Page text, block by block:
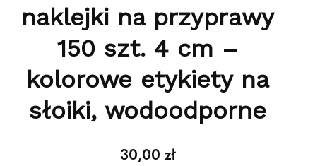
naklejki na przyprawy
150 szt. 4 cm –
kolorowe etykiety na
słoiki, wodoodporne
Cena
30,00 zł